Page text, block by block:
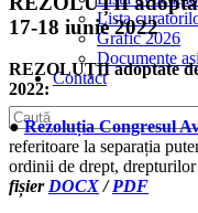
Lista
Grafic 2026
Documente
Contact
17-18 iunie 2022
REZOLUȚII adoptate
2022:
●Rezoluția Congresul
referitoare la separația
ordinii de drept,
fișier DOCX/PDF